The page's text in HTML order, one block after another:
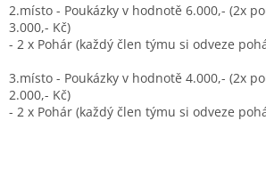
2.místo - Poukázky v hodnotě 6.000,- (2x
3.000,- Kč)
- 2 x Pohár (každý člen týmu si odveze
3.místo - Poukázky v hodnotě 4.000,- (2x
2.000,- Kč)
- 2 x Pohár (každý člen týmu si odveze